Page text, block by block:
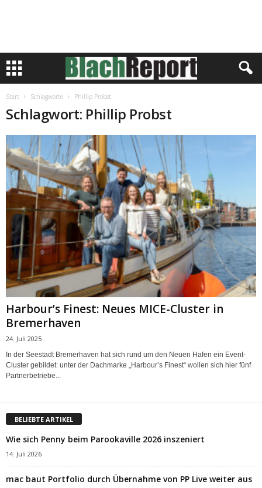
Start Schlagworte Phillip Probst
Schlagwort: Phillip Probst
Harbour’s Finest: Neues MICE-Cluster in
Bremerhaven
24. Juli 2025
In der Seestadt Bremerhaven hat sich rund um den Neuen Hafen ein Event-
Cluster gebildet: unter der Dachmarke „Harbour’s Finest“ wollen sich hier fünf
Partnerbetriebe...
BELIEBTE ARTIKEL
Wie sich Penny beim Parookaville 2026 inszeniert
14. Juli 2026
mac baut Portfolio durch Übernahme von PP Live weiter aus